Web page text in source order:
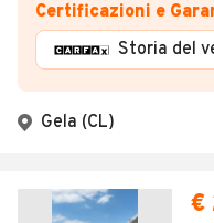
Certificazioni e
Storia del
Gela (CL)
€